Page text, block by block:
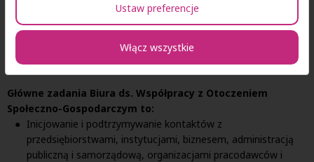
Główne zadania Biura ds. Współpracy z Otoczeniem
Społeczno-Gospodarczym to:
Inicjowanie i podtrzymywanie kontaktów z
przedsiębiorstwami, instytucjami, biznesem, administracją
publiczną i samorządową, organizacjami pracodawców i
Ustaw preferencje
Włącz wszystkie